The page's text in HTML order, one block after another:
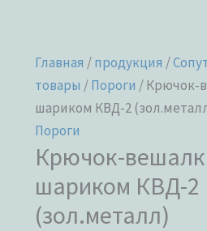
Главная /продукция /
товары /Пороги / Крючок-
шариком КВД-2
Пороги
Крючок-
шариком КВД-2
(зол.металл)